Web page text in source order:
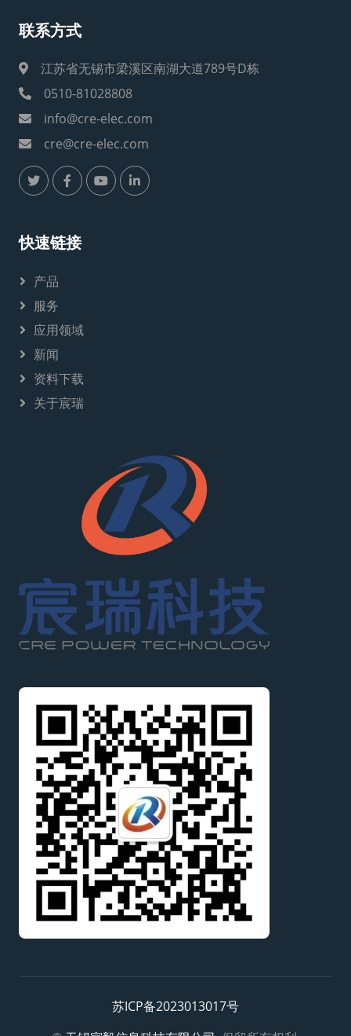
联系方式
江苏省无锡市梁溪区南湖大道789号D栋
0510-81028808
info@cre-elec.com
cre@cre-elec.com
快速链接
产品
服务
应用领域
新闻
资料下载
关于宸瑞
苏ICP备2023013017号